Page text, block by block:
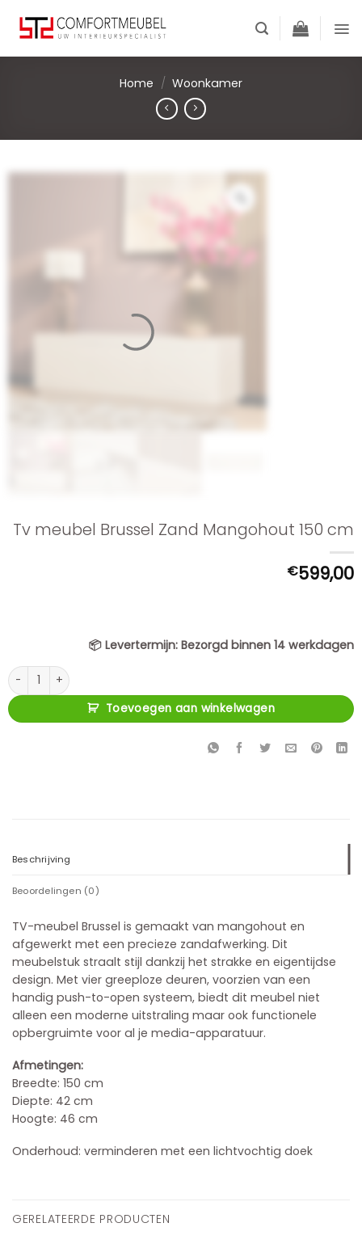
content
Home / Woonkamer
Tv meubel Brussel Zand Mangohout 150 cm
€599,00
📦 Levertermijn: Bezorgd binnen 14 werkdagen
Tv meubel Brussel Zand Mangohout 150 cm aantal
Toevoegen aan winkelwagen
Beschrijving
Beoordelingen (0)
TV-meubel Brussel is gemaakt van mangohout en
afgewerkt met een precieze zandafwerking. Dit
meubelstuk straalt stijl dankzij het strakke en eigentijdse
design. Met vier greeploze deuren, voorzien van een
handig push-to-open systeem, biedt dit meubel niet
alleen een moderne uitstraling maar ook functionele
opbergruimte voor al je media-apparatuur.
Afmetingen:
Breedte: 150 cm
Diepte: 42 cm
Hoogte: 46 cm
Onderhoud: verminderen met een lichtvochtig doek
GERELATEERDE PRODUCTEN